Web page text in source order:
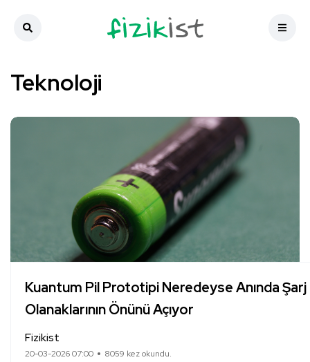
Teknoloji
Kuantum Pil Prototipi Neredeyse Anında Şarj
Olanaklarının Önünü Açıyor
Fizikist
20-03-2026 07:00 8059 kez okundu.